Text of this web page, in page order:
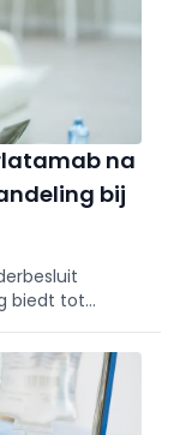
na
bij
biedt tot
met
stadium.
bij wie de
na een